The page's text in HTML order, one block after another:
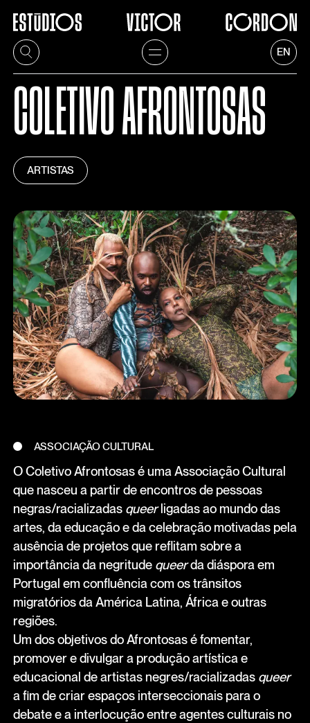
EN
COLETIVO AFRONTOSAS
ARTISTAS
ASSOCIAÇÃO CULTURAL
O Coletivo Afrontosas é uma Associação Cultural
que nasceu a partir de encontros de pessoas
negras/racializadas queerligadas ao mundo das
artes, da educação e da celebração motivadas pela
ausência de projetos que reflitam sobre a
importância da negritude queerda diáspora em
Portugal em confluência com os trânsitos
migratórios da América Latina, África e outras
regiões.
Um dos objetivos do Afrontosas é fomentar,
promover e divulgar a produção artística e
educacional de artistas negres/racializadas queer
a fim de criar espaços interseccionais para o
debate e a interlocução entre agentes culturais no